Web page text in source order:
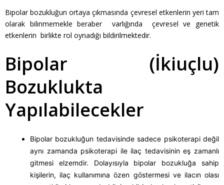
Bipolar bozukluğun ortaya çıkmasında çevresel etkenlerin yeri tam
olarak bilinmemekle beraber varlığında çevresel ve genetik
etkenlerin birlikte rol oynadığı bildirilmektedir.
Bipolar (İkiuçlu)
Bozuklukta
Yapılabilecekler
Bipolar bozukluğun tedavisinde sadece psikoterapi değil
aynı zamanda psikoterapi ile ilaç tedavisinin eş zamanlı
gitmesi elzemdir. Dolayısıyla bipolar bozukluğa sahip
kişilerin, ilaç kullanımına özen göstermesi ve ilacın olası